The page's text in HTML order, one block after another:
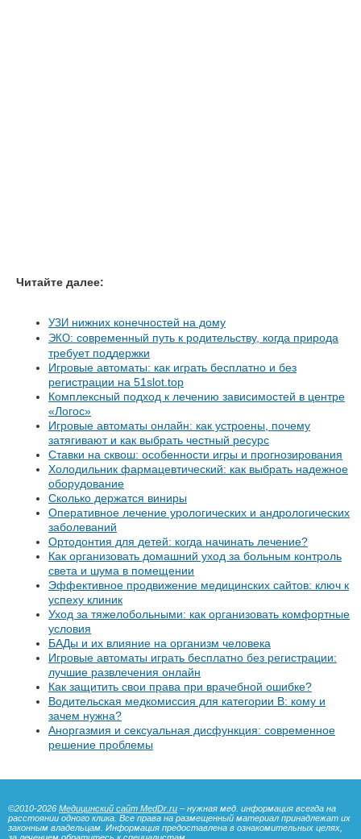
Читайте далее:
УЗИ нижних конечностей на дому
ЭКО: современный путь к родительству, когда природа
требует поддержки
Игровые автоматы: как играть бесплатно и без
регистрации на 51slot.top
Комплексный подход к лечению зависимостей в центре
«Логос»
Игровые автоматы онлайн: как устроены, почему
затягивают и как выбрать честный ресурс
Ставки на сквош: особенности игры и прогнозирования
Холодильник фармацевтический: как выбрать надежное
оборудование
Сколько держатся виниры
Оперативное лечение урологических и андрологических
заболеваний
Ортодонтия для детей: когда начинать лечение?
Как организовать домашний уход за больным контроль
света и шума в помещении
Эффективное продвижение медицинских сайтов: ключ к
успеху клиник
Уход за тяжелобольными: как организовать комфортные
условия
БАДы и их влияние на организм человека
Игровые автоматы играть бесплатно без регистрации:
лучшие развлечения онлайн
Как защитить свои права при врачебной ошибке?
Водительская медкомиссия для категории B: кому и
зачем нужна?
Аноргазмия и сексуальная дисфункция: современное
решение проблемы
©2010-2026 Медицинский сайт MedDr.ru – нужная мед. информация всегда на
расстоянии одного клика. Все права на размещенный материал принадлежат их
законным владельцам. Информация предоставлена в ознакомительных целях,